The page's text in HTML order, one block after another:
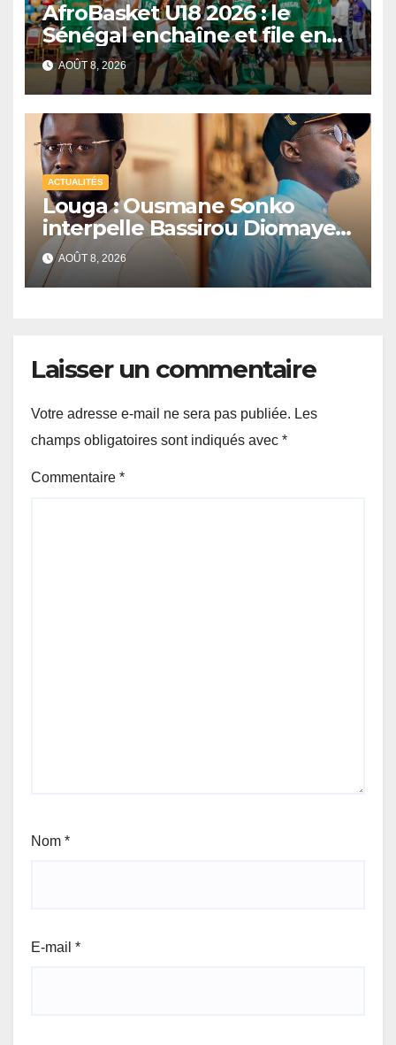
AfroBasket U18 2026 : le
Sénégal enchaîne et file en
quarts de finale
AOÛT 8, 2026
ACTUALITÉS
Louga : Ousmane Sonko
interpelle Bassirou Diomaye
Faye sur la date des élections
locales
AOÛT 8, 2026
Laisser un commentaire
Votre adresse e-mail ne sera pas publiée. Les
champs obligatoires sont indiqués avec *
Commentaire *
Nom *
E-mail *